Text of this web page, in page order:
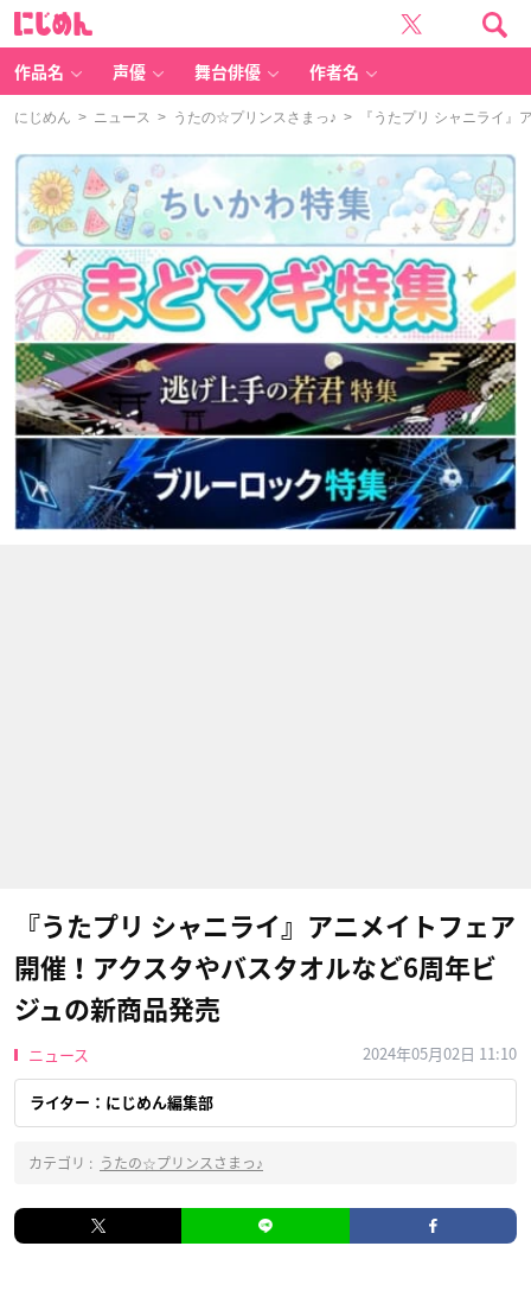
作品名 声優 舞台俳優 作者名
にじめん > ニュース > うたの☆プリンスさまっ♪ > 『うたプリ シャニライ』
『うたプリ シャニライ』アニメイトフェア
開催！アクスタやバスタオルなど6周年ビ
ジュの新商品発売
ニュース 2024年05月02日 11:10
ライター：にじめん編集部
カテゴリ : うたの☆プリンスさまっ♪